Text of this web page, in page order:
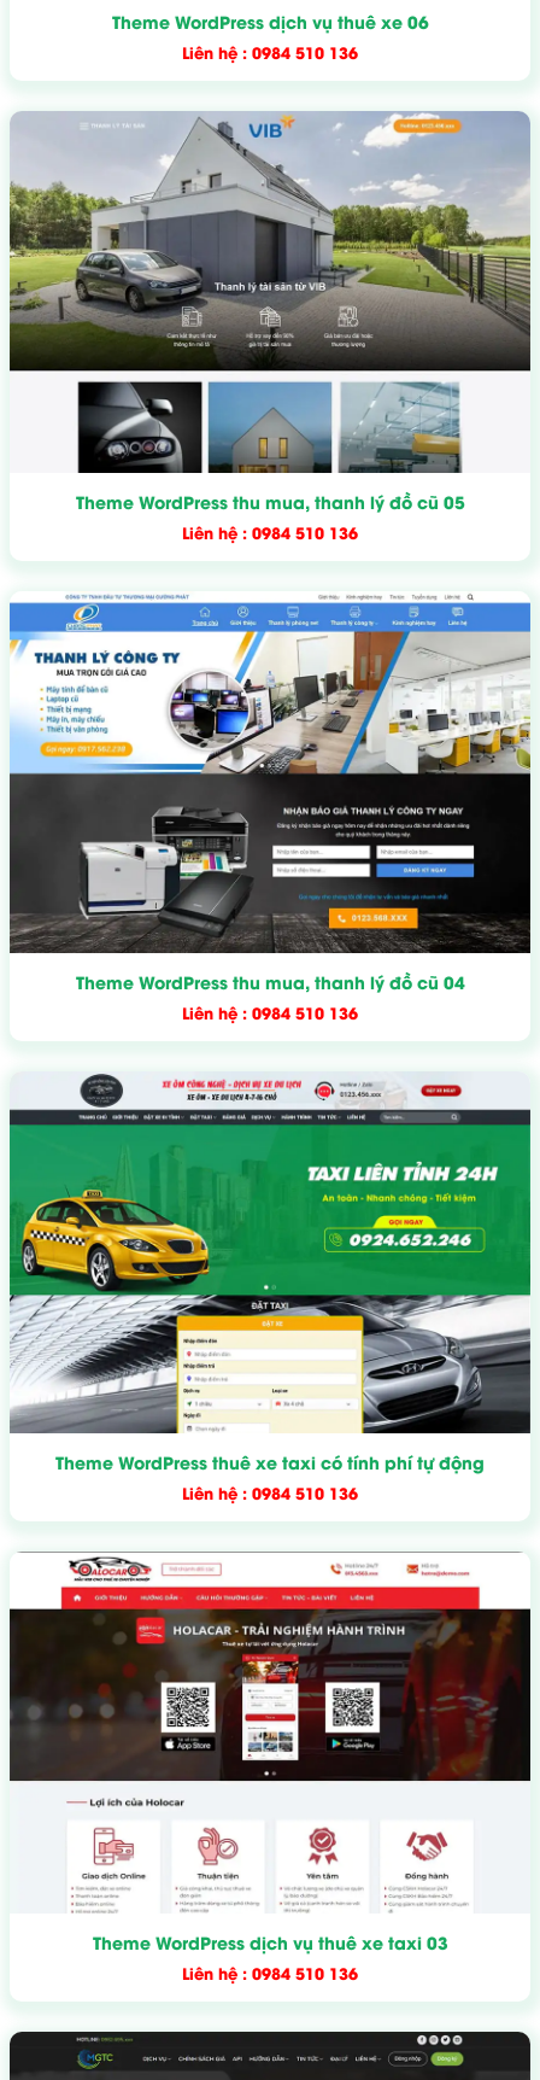
Theme WordPress dịch vụ thuê xe 06
Liên hệ : 0984 510 136
Theme WordPress thu mua, thanh lý đồ cũ 05
Liên hệ : 0984 510 136
Theme WordPress thu mua, thanh lý đồ cũ 04
Liên hệ : 0984 510 136
Theme WordPress thuê xe taxi có tính phí tự động
Liên hệ : 0984 510 136
Theme WordPress dịch vụ thuê xe taxi 03
Liên hệ : 0984 510 136